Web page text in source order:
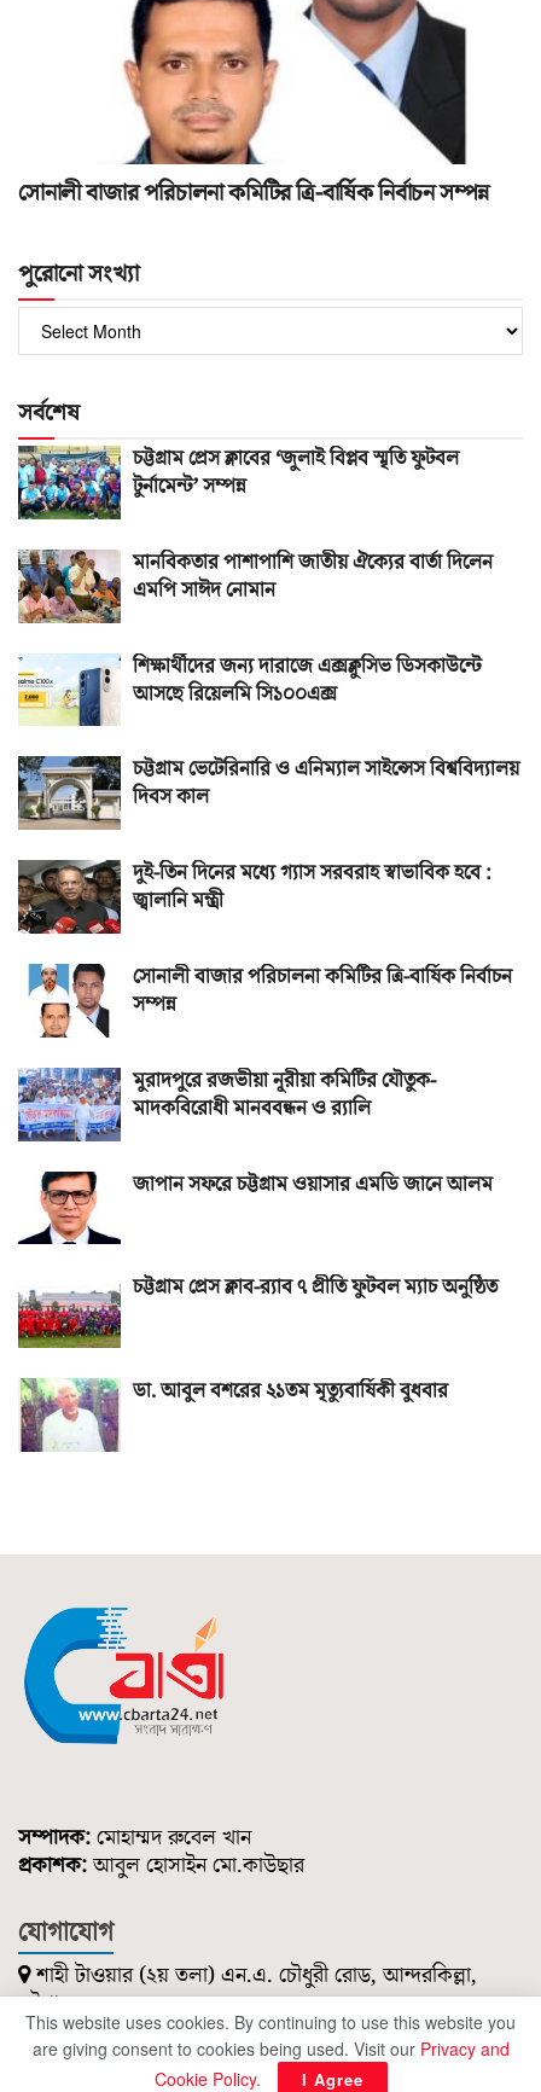
সোনালী বাজার পরিচালনা কমিটির ত্রি-বার্ষিক নির্বাচন সম্পন্ন
পুরোনো সংখ্যা
পুরোনো
সংখ্যা
সর্বশেষ
চট্টগ্রাম প্রেস ক্লাবের ‘জুলাই বিপ্লব স্মৃতি ফুটবল
টুর্নামেন্ট’ সম্পন্ন
মানবিকতার পাশাপাশি জাতীয় ঐক্যের বার্তা দিলেন
এমপি সাঈদ নোমান
শিক্ষার্থীদের জন্য দারাজে এক্সক্লুসিভ ডিসকাউন্টে
আসছে রিয়েলমি সি১০০এক্স
চট্টগ্রাম ভেটেরিনারি ও এনিম্যাল সাইন্সেস বিশ্ববিদ্যালয়
দিবস কাল
দুই-তিন দিনের মধ্যে গ্যাস সরবরাহ স্বাভাবিক হবে :
জ্বালানি মন্ত্রী
সোনালী বাজার পরিচালনা কমিটির ত্রি-বার্ষিক নির্বাচন
সম্পন্ন
মুরাদপুরে রজভীয়া নূরীয়া কমিটির যৌতুক-
মাদকবিরোধী মানববন্ধন ও র‌্যালি
জাপান সফরে চট্টগ্রাম ওয়াসার এমডি জানে আলম
চট্টগ্রাম প্রেস ক্লাব-র‌্যাব ৭ প্রীতি ফুটবল ম্যাচ অনুষ্ঠিত
ডা. আবুল বশরের ২১তম মৃত্যুবার্ষিকী বুধবার
সম্পাদক: মোহাম্মদ রুবেল খান
প্রকাশক:আবুল হোসাইন মো.কাউছার
যোগাযোগ
শাহী টাওয়ার (২য় তলা) এন.এ. চৌধুরী রোড, আন্দরকিল্লা,
চট্টগ্রাম।
০১৮৫১ ২১৪ ৭৪৭
cbartanews@gmail.com
This website uses cookies. By continuing to use this website you
are giving consent to cookies being used. Visit our Privacy and
Cookie Policy. I Agree